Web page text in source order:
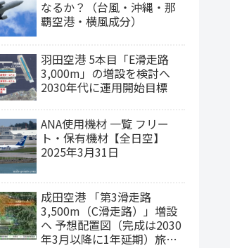
なるか？（台風・沖縄・那
覇空港・横風成分）
羽田空港 5本目「E滑走路
3,000m」の増設を検討へ
2030年代に運用開始目標
ANA使用機材 一覧 フリー
ト・保有機材【全日空】
2025年3月31日
成田空港 「第3滑走路
3,500m（C滑走路）」増設
ヘ 予想配置図（完成は2030
年3月以降に1年延期）旅客